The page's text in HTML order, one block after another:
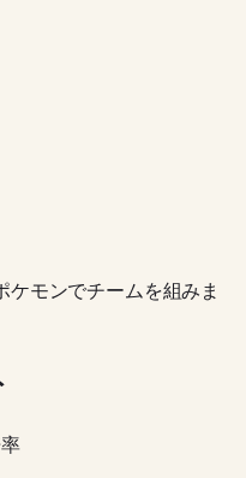
ケモンでチームを組みま